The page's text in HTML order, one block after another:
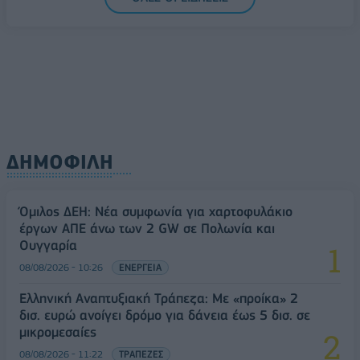
ΔΗΜΟΦΙΛΗ
Όμιλος ΔΕΗ: Νέα συμφωνία για χαρτοφυλάκιο
έργων ΑΠΕ άνω των 2 GW σε Πολωνία και
Ουγγαρία
08/08/2026 - 10:26 ΕΝΕΡΓΕΙΑ
Ελληνική Αναπτυξιακή Τράπεζα: Με «προίκα» 2
δισ. ευρώ ανοίγει δρόμο για δάνεια έως 5 δισ. σε
μικρομεσαίες
08/08/2026 - 11:22 ΤΡΑΠΕΖΕΣ